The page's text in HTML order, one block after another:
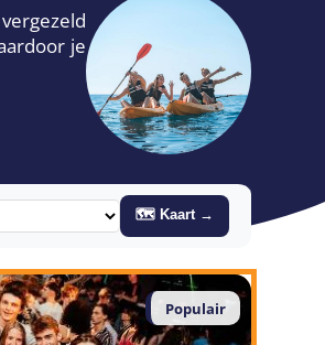
je
🗺 Kaart →
Populair